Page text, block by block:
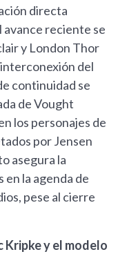
directa
avance reciente se
y London Thor
del
continuidad se
de Vought
los personajes de
por Jensen
asegura la
la agenda de
pese al cierre
Kripke y el modelo